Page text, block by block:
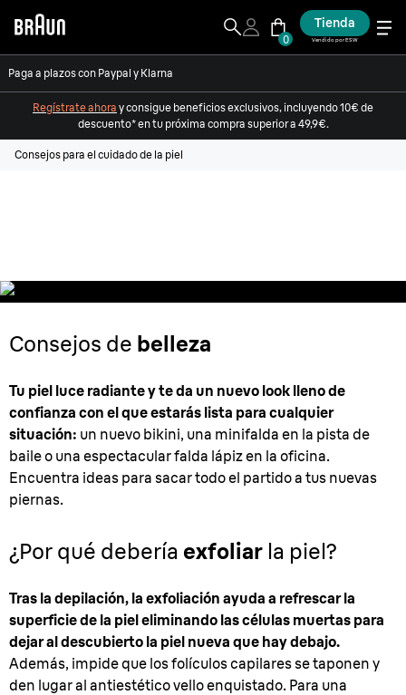
0
Tienda
Vendido por ESW
Paga a plazos con Paypal y Klarna
Regístrate ahora y consigue beneficios exclusivos, incluyendo 10€ de
descuento* en tu próxima compra superior a 49,9€.
Consejos para el cuidado de la piel
Consejos de belleza
Tu piel luce radiante y te da un nuevo look lleno de
confianza con el que estarás lista para cualquier
situación: un nuevo bikini, una minifalda en la pista de
baile o una espectacular falda lápiz en la oficina.
Encuentra ideas para sacar todo el partido a tus nuevas
piernas.
¿Por qué debería exfoliar la piel?
Tras la depilación, la exfoliación ayuda a refrescar la
superficie de la piel eliminando las células muertas para
dejar al descubierto la piel nueva que hay debajo.
Además, impide que los folículos capilares se taponen y
den lugar al antiestético vello enquistado. Para una